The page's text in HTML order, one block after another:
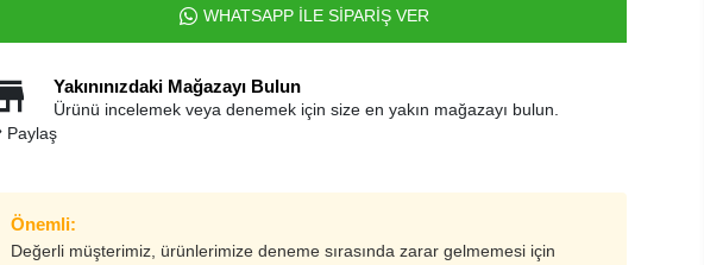
WHATSAPP İLE SİPARİŞ VER
Yakınınızdaki Mağazayı Bulun
Ürünü incelemek veya denemek için size en yakın mağazayı bulun.
Paylaş
Önemli:
Değerli müşterimiz, ürünlerimize deneme sırasında zarar gelmemesi için